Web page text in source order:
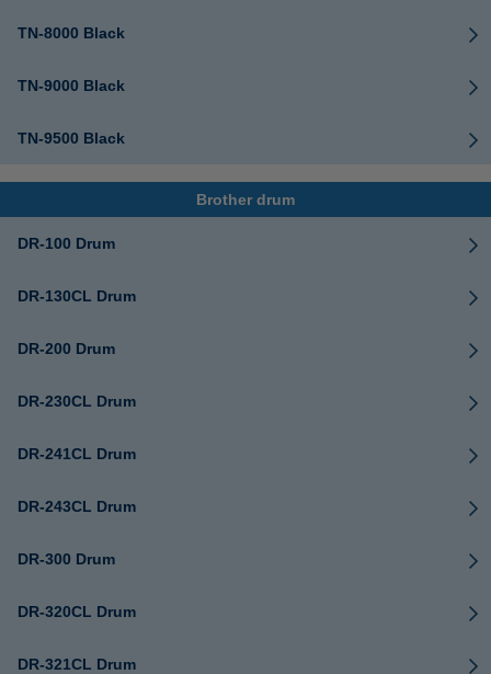
TN-8000 Black
TN-9000 Black
TN-9500 Black
Brother drum
DR-100 Drum
DR-130CL Drum
DR-200 Drum
DR-230CL Drum
DR-241CL Drum
DR-243CL Drum
DR-300 Drum
DR-320CL Drum
DR-321CL Drum